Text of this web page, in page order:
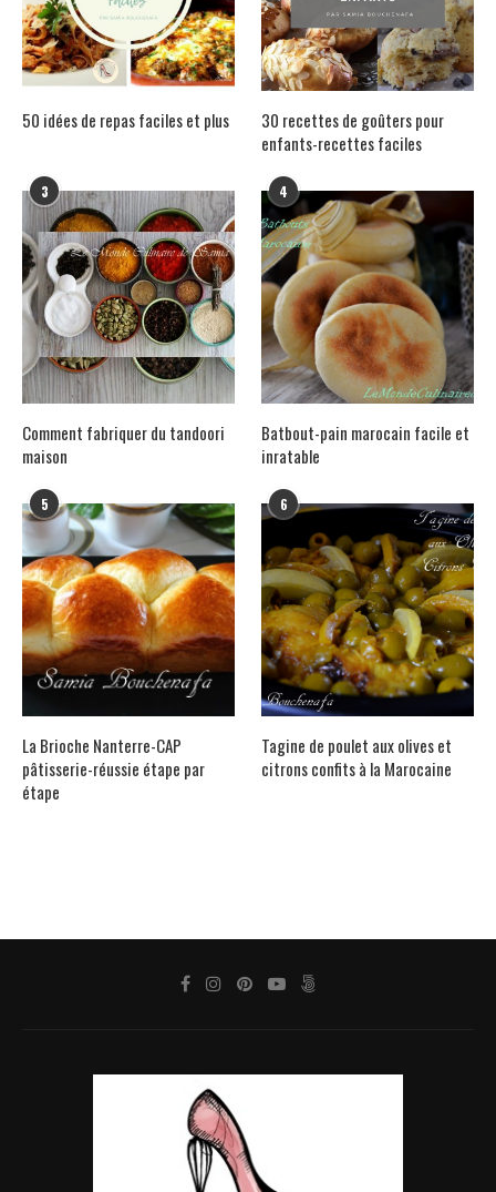
50 idées de repas faciles et plus
30 recettes de goûters pour
enfants-recettes faciles
3
Comment fabriquer du tandoori
maison
4
Batbout-pain marocain facile et
inratable
5
La Brioche Nanterre-CAP
pâtisserie-réussie étape par
étape
6
Tagine de poulet aux olives et
citrons confits à la Marocaine